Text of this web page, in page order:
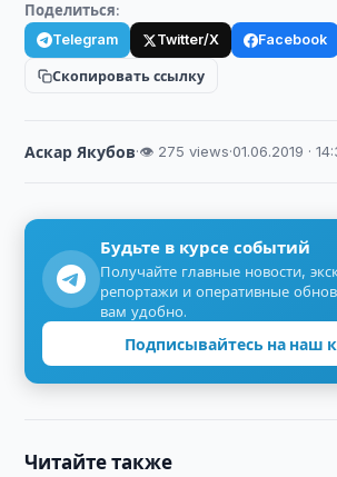
Поделиться:
Telegram Twitter/X Facebook
Скопировать ссылку
Аскар Якубов·👁 275 views·01.06.2019 ·
Будьте в курсе событий
Получайте главные новости,
репортажи и оперативные
вам удобно.
Подписывайтесь на наш
Читайте также